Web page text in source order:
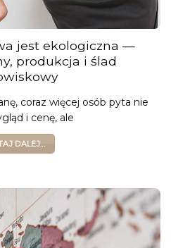
jest ekologiczna —
produkcja i ślad
coraz więcej osób pyta nie
i cenę, ale
DALEJ...